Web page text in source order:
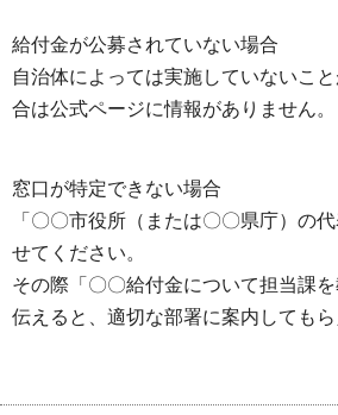
給付金が公募されていない場合
自治体によっては実施していないこ
合は公式ページに情報がありません。
窓口が特定できない場合
「〇〇市役所（または〇〇県庁）の
せてください。
その際「〇〇給付金について担当課
伝えると、適切な部署に案内してもら